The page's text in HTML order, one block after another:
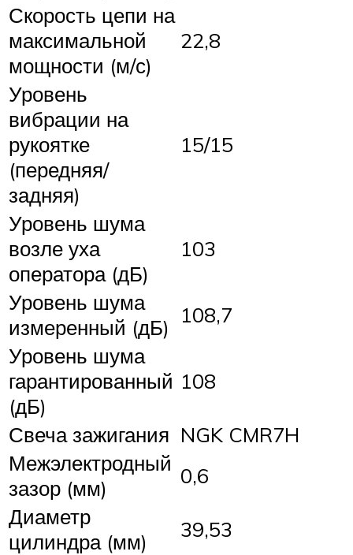
Скорость цепи на
максимальной
мощности (м/с)
22,8
Уровень
вибрации на
рукоятке
(передняя/
задняя)
15/15
Уровень шума
возле уха
оператора (дБ)
103
Уровень шума
измеренный (дБ)
108,7
Уровень шума
гарантированный
(дБ)
108
Свеча зажигания NGK CMR7H
Межэлектродный
зазор (мм)
0,6
Диаметр
цилиндра (мм)
39,53